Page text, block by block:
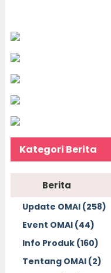
Kategori Berita
Berita
Update OMAI (258)
Event OMAI (44)
Info Produk (160)
Tentang OMAI (2)